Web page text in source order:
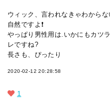
ウィック、言われなきゃわから
自然ですよ❗
やっぱり男性用は.いかにもカツ
レですね?
長さも、ぴったり
2020-02-12 20:28:58
1